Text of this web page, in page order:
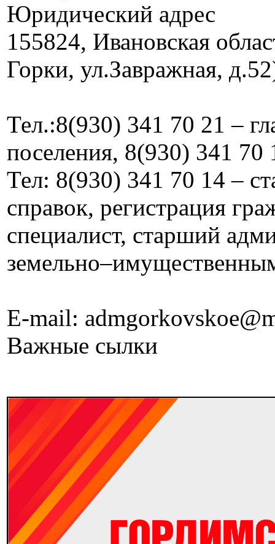
Юридический адрес
155824, Ивановская
Горки, ул.Завражная,
Тел.:8(930) 341 70 21 –
поселения, 8(930) 341 70
Тел: 8(930) 341 70 14 –
справок, регистрация
специалист, старший
E-mail:
Важные сылки